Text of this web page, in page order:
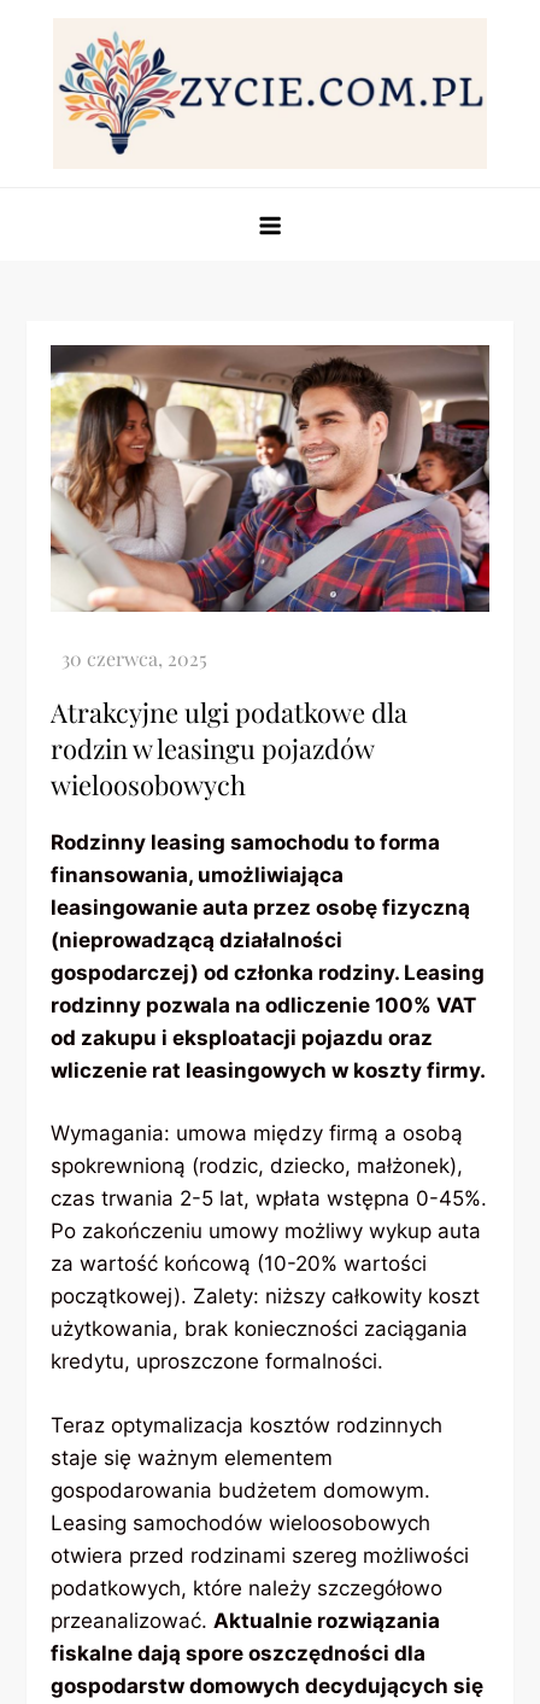
content
Atrakcyjne ulgi podatkowe dla
rodzin w leasingu pojazdów
wieloosobowych
Rodzinny leasing samochodu to forma
finansowania, umożliwiająca
leasingowanie auta przez osobę fizyczną
(nieprowadzącą działalności
gospodarczej) od członka rodziny. Leasing
rodzinny pozwala na odliczenie 100% VAT
od zakupu i eksploatacji pojazdu oraz
wliczenie rat leasingowych w koszty firmy.
Wymagania: umowa między firmą a osobą
spokrewnioną (rodzic, dziecko, małżonek),
czas trwania 2-5 lat, wpłata wstępna 0-45%.
Po zakończeniu umowy możliwy wykup auta
za wartość końcową (10-20% wartości
początkowej). Zalety: niższy całkowity koszt
użytkowania, brak konieczności zaciągania
kredytu, uproszczone formalności.
Teraz optymalizacja kosztów rodzinnych
staje się ważnym elementem
gospodarowania budżetem domowym.
Leasing samochodów wieloosobowych
otwiera przed rodzinami szereg możliwości
podatkowych, które należy szczegółowo
przeanalizować.Aktualnie rozwiązania
fiskalne dają spore oszczędności dla
gospodarstw domowych decydujących się